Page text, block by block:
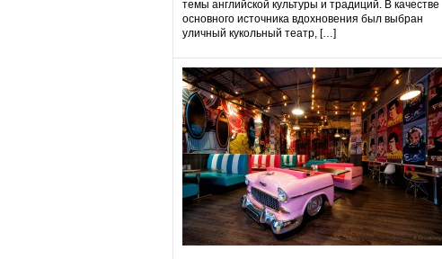
темы английской культуры и традиций. В качестве
основного источника вдохновения был выбран
уличный кукольный театр, […]